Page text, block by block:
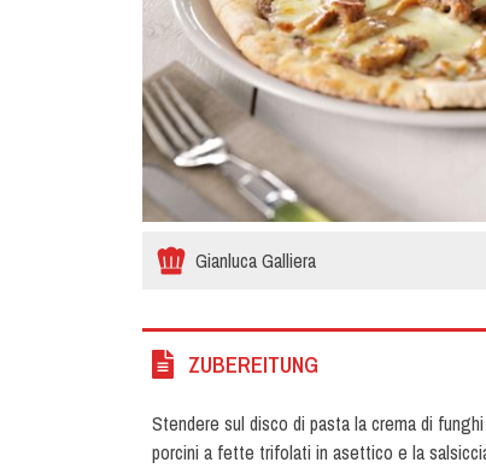
Gianluca Galliera
ZUBEREITUNG
Stendere sul disco di pasta la crema di
porcini a fette trifolati in asettico e la